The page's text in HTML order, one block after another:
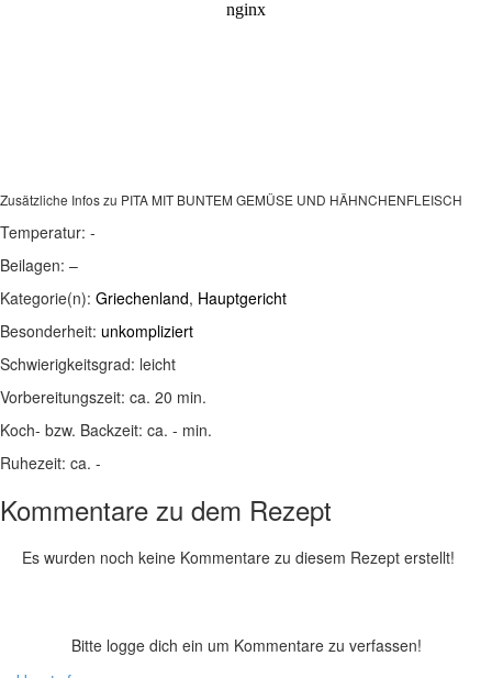
Zusätzliche Infos zu PITA MIT BUNTEM GEMÜSE UND HÄHNCHENFLEISCH
Temperatur: -
Beilagen: –
Kategorie(n): Griechenland, Hauptgericht
Besonderheit: unkompliziert
Schwierigkeitsgrad: leicht
Vorbereitungszeit: ca. 20 min.
Koch- bzw. Backzeit: ca. - min.
Ruhezeit: ca. -
Kommentare zu dem Rezept
Es wurden noch keine Kommentare zu diesem Rezept erstellt!
Bitte logge dich ein um Kommentare zu verfassen!